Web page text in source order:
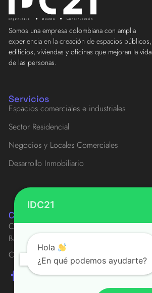
Somos una empresa colombiana con amplia
experiencia en la creación de espacios públicos,
edificios, viviendas y oficinas que mejoran la vida
de las personas.
Servicios
Espacios comerciales e industriales
Sector Residencial
Negocios y Locales Comerciales
Desarrollo Inmobiliario
Contacto
Carrera 59 # 75-110
Barranquilla - Colombia
Correo:
info@idc21.co
IDC21
Hola
¿En qué podemos ayudarte?